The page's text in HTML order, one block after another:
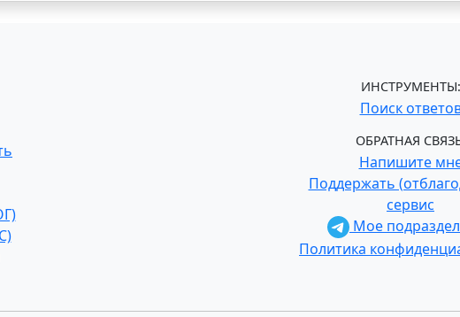
ИНСТРУМЕНТЫ:
Поиск
ОБРАТНАЯ
Напишите
Поддержать
сервис
Мое
Политика